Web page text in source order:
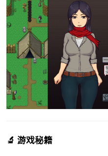
🔬 游戏秘籍